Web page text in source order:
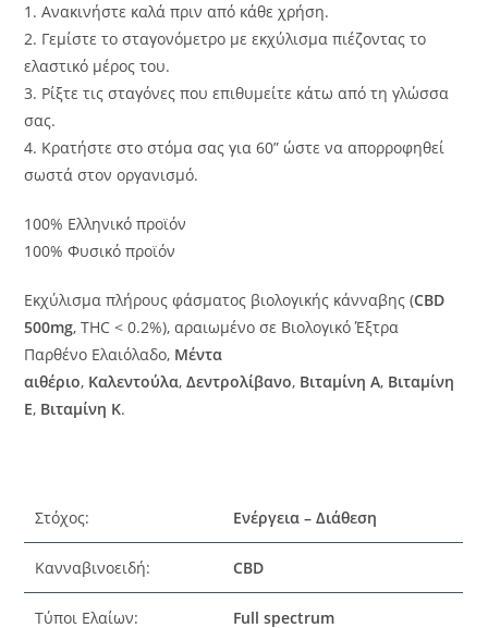
1. Ανακινήστε καλά πριν από κάθε χρήση.
2. Γεμίστε το σταγονόμετρο με εκχύλισμα πιέζοντας το
ελαστικό μέρος του.
3. Ρίξτε τις σταγόνες που επιθυμείτε κάτω από τη γλώσσα
σας.
4. Κρατήστε στο στόμα σας για 60” ώστε να απορροφηθεί
σωστά στον οργανισμό.
100% Ελληνικό προϊόν
100% Φυσικό προϊόν
Εκχύλισμα πλήρους φάσματος βιολογικής κάνναβης (CBD
500mg, THC < 0.2%), αραιωμένο σε Βιολογικό Έξτρα
Παρθένο Ελαιόλαδο, Μέντα
αιθέριο, Καλεντούλα,Δεντρολίβανο, Βιταμίνη Α, Βιταμίνη
Ε, Βιταμίνη Κ.
Στόχος: Ενέργεια – Διάθεση
Κανναβινοειδή: CBD
Τύποι Ελαίων: Full spectrum